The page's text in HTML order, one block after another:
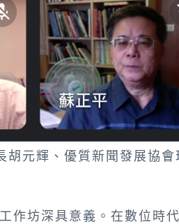
元輝、優質新聞發展協會
作坊深具意義。在數位時